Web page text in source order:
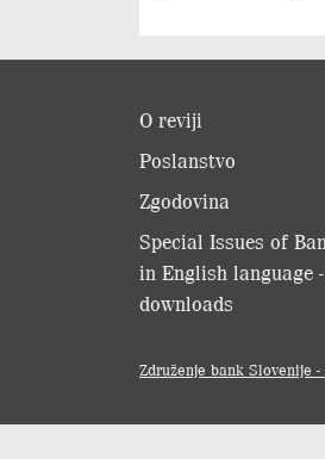
O reviji
Poslanstvo
Zgodovina
Special Issues of
in English language
downloads
Združenje bank Slovenije -